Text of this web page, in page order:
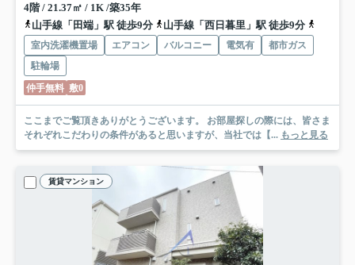
4階 / 21.37㎡ / 1K /築35年
山手線「田端」駅 徒歩9分
山手線「西日暮里」駅 徒歩9分
室内洗濯機置場 エアコン バルコニー 電気有
都市ガス
駐輪場
仲手無料 敷0
ここまでご覧頂きありがとうございます。 お部屋探しの際には、皆さま
それぞれこだわりの条件があると思いますが、当社では【... もっと見る
賃貸マンション